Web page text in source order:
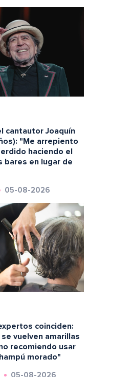
cantautor Joaquín
"Me arrepiento
haciendo el
bares en lugar de
05-08-2026
coinciden:
vuelven amarillas
recomiendo usar
morado"
05-08-2026